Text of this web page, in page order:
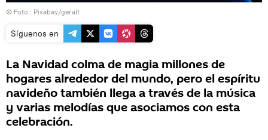
© Foto : Pixabay/geralt
Síguenos en
La Navidad colma de magia millones de
hogares alrededor del mundo, pero el espíritu
navideño también llega a través de la música
y varias melodías que asociamos con esta
celebración.